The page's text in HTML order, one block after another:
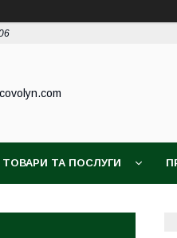
ТОВАРИ ТА ПОСЛУГИ